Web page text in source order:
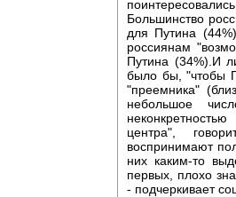
Большинство
для Путина
россиянам
Путина (34%).И
было бы, "чтобы
"преемника"
небольшое
центра",
воспринимают
них каким-то
первых, плохо
- подчеркивает